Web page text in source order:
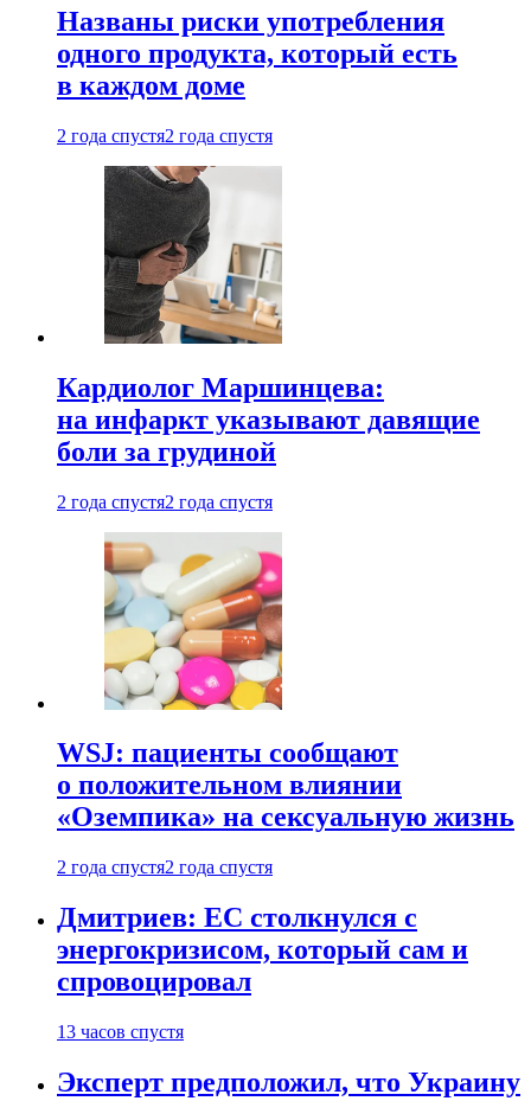
Названы риски употребления
одного продукта, который есть
в каждом доме
2 года спустя2 года спустя
Кардиолог Маршинцева:
на инфаркт указывают давящие
боли за грудиной
2 года спустя2 года спустя
WSJ: пациенты сообщают
о положительном влиянии
«Оземпика» на сексуальную жизнь
2 года спустя2 года спустя
Дмитриев: ЕС столкнулся с
энергокризисом, который сам и
спровоцировал
13 часов спустя
Эксперт предположил, что Украину